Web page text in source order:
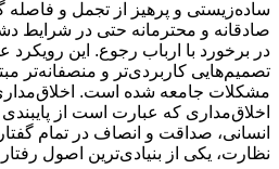
ساده‌زیستی و پرهیز از تجمل و
صادقانه و محترمانه حتی در شرایط
در برخورد با ارباب رجوع. این رویکرد
تصمیم‌هایی کاربردی‌تر و منصفانه‌تر
مشکلات جامعه شده است.
اخلاق‌مداری که عبارت است از
انسانی، صداقت و انصاف در تمام
نظارت، یکی از بنیادی‌ترین اصول